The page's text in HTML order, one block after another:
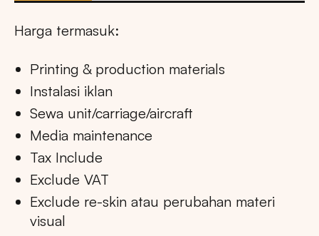
Harga termasuk:
Printing & production materials
Instalasi iklan
Sewa unit/carriage/aircraft
Media maintenance
Tax Include
Exclude VAT
Exclude re-skin atau perubahan materi
visual